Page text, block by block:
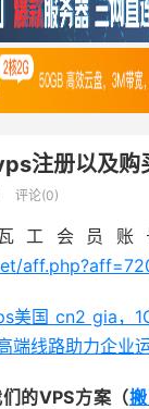
注册以及购
评论(0)
工会员
美国 cn2 gia，
端线路助力企业
的VPS方案（